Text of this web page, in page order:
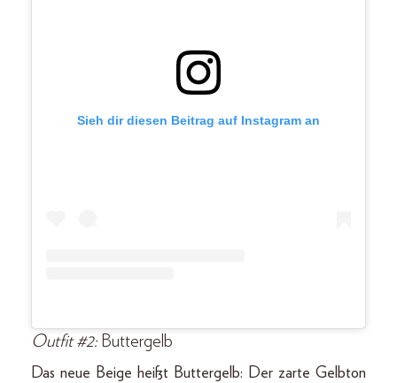
Sieh dir diesen Beitrag auf Instagram an
Outfit #2:Buttergelb
Das neue Beige heißt Buttergelb: Der zarte Gelbton